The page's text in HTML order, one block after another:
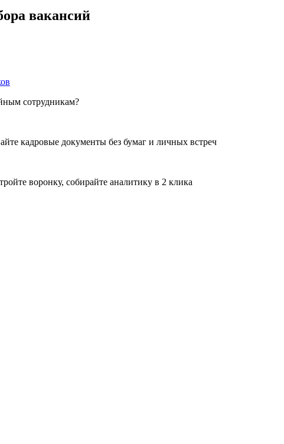
вакансий
сотрудникам?
кадровые документы без бумаг и личных встреч
воронку, собирайте аналитику в 2 клика